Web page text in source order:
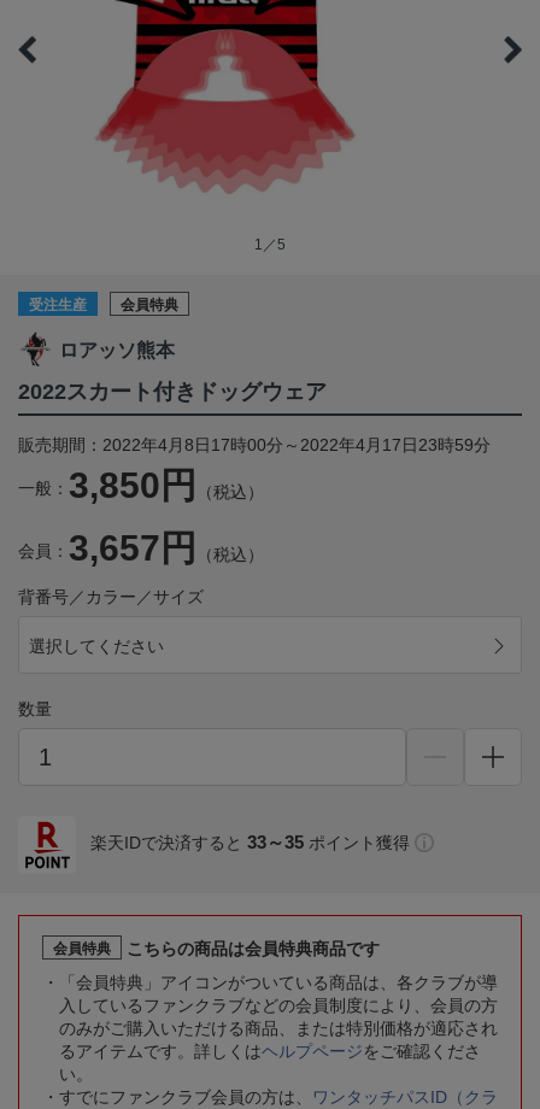
1／5
受注生産 会員特典
ロアッソ熊本
2022スカート付きドッグウェア
販売期間：2022年4月8日17時00分～2022年4月17日23時59分
一般： 3,850円 （税込）
会員： 3,657円 （税込）
背番号／カラー／サイズ
選択してください
数量
楽天IDで決済すると 33～35 ポイント獲得
会員特典
こちらの商品は会員特典商品です
「会員特典」アイコンがついている商品は、各クラブが導
入しているファンクラブなどの会員制度により、会員の方
のみがご購入いただける商品、または特別価格が適応され
るアイテムです。詳しくはヘルプページをご確認くださ
い。
すでにファンクラブ会員の方は、
ワンタッチパスID（クラ